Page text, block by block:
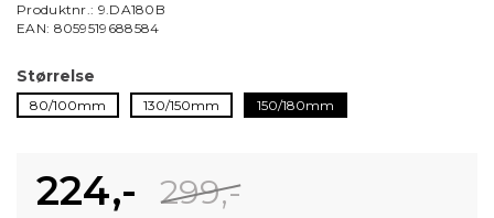
Produktnr.: 9.DA180B
EAN: 8059519688584
Størrelse
80/100mm 130/150mm 150/180mm
224,- 299,-